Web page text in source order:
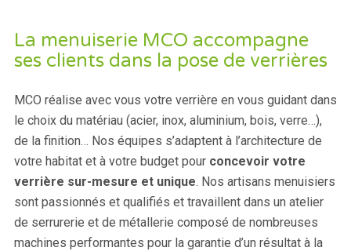
La menuiserie MCO accompagne
ses clients dans la pose de verrières
MCO réalise avec vous votre verrière en vous guidant dans
le choix du matériau (acier, inox, aluminium, bois, verre…),
de la finition… Nos équipes s’adaptent à l’architecture de
votre habitat et à votre budget pour concevoir votre
verrière sur-mesure et unique. Nos artisans menuisiers
sont passionnés et qualifiés et travaillent dans un atelier
de serrurerie et de métallerie composé de nombreuses
machines performantes pour la garantie d’un résultat à la